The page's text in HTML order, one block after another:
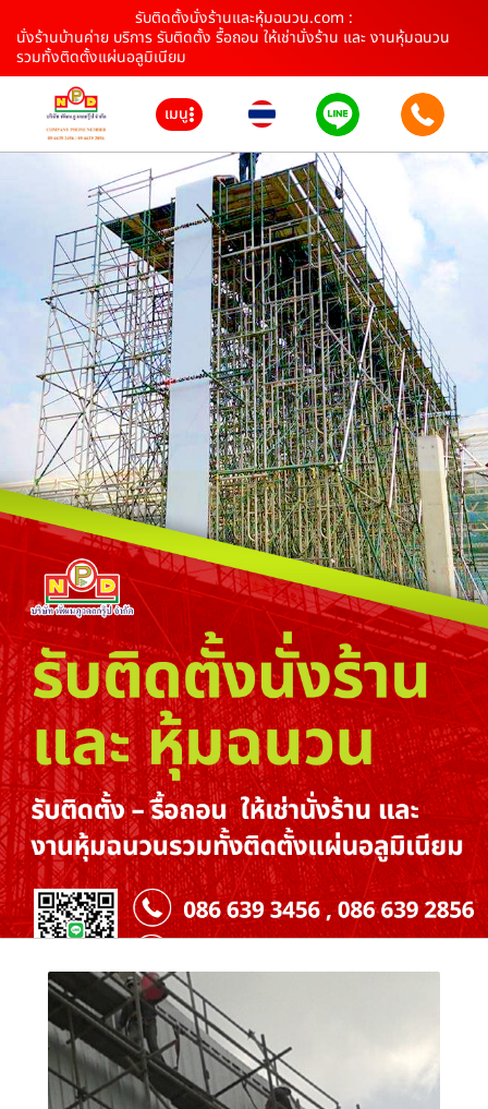
รับติดตั้งนั่งร้านและหุ้มฉนวน.com :
นั่งร้านบ้านค่าย บริการ รับติดตั้ง รื้อถอน ให้เช่านั่งร้าน และ งานหุ้มฉนวน
รวมทั้งติดตั้งแผ่นอลูมิเนียม
เมนู